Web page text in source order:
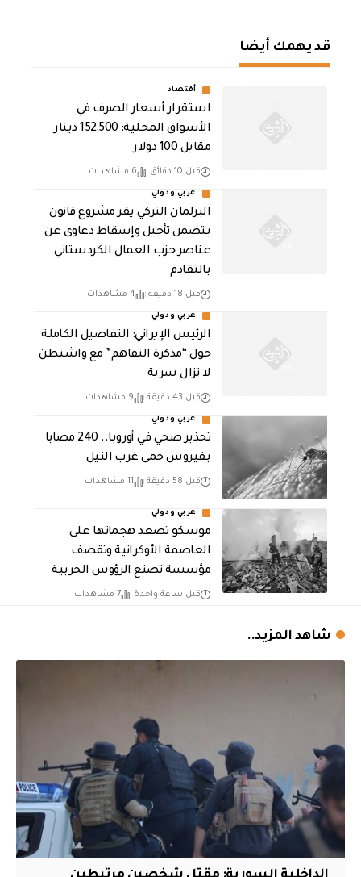
قد يهمك أيضا
أقتصاد
استقرار أسعار الصرف في
الأسواق المحلية: 152,500 دينار
مقابل 100 دولار
قبل 10 دقائق 6 مشاهدات
عربي ودولي
البرلمان التركي يقر مشروع قانون
يتضمن تأجيل وإسقاط دعاوى عن
عناصر حزب العمال الكردستاني
بالتقادم
قبل 18 دقيقة 4 مشاهدات
عربي ودولي
الرئيس الإيراني: التفاصيل الكاملة
حول “مذكرة التفاهم” مع واشنطن
لا تزال سرية
قبل 43 دقيقة 9 مشاهدات
عربي ودولي
تحذير صحي في أوروبا.. 240 مصابا
بفيروس حمى غرب النيل
قبل 58 دقيقة 11 مشاهدات
عربي ودولي
موسكو تصعد هجماتها على
العاصمة الأوكرانية وتقصف
مؤسسة تصنع الرؤوس الحربية
قبل ساعة واحدة 7 مشاهدات
شاهد المزيد..